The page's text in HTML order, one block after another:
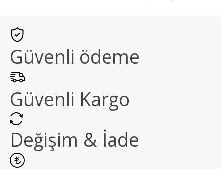
Güvenli ödeme
Güvenli Kargo
Değişim & İade